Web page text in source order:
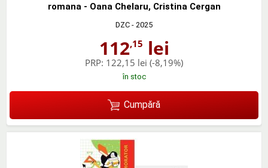
romana - Oana Chelaru, Cristina Cergan
DZC - 2025
112,15 lei
PRP: 122,15 lei (-8,19%)
în stoc
Cumpără